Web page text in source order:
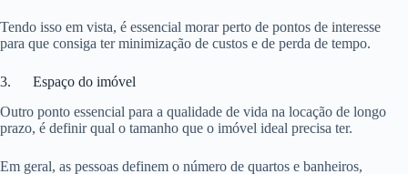
Tendo isso em vista, é essencial morar perto de pontos de interesse
para que consiga ter minimização de custos e de perda de tempo.
3. Espaço do imóvel
Outro ponto essencial para a qualidade de vida na locação de longo
prazo, é definir qual o tamanho que o imóvel ideal precisa ter.
Em geral, as pessoas definem o número de quartos e banheiros,